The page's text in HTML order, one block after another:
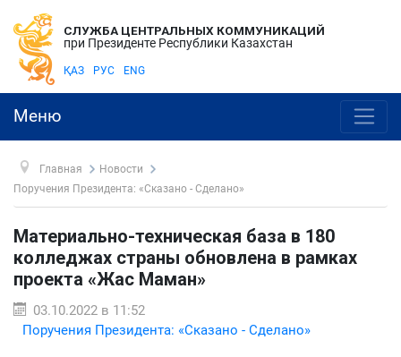
СЛУЖБА ЦЕНТРАЛЬНЫХ КОММУНИКАЦИЙ
при Президенте Республики Казахстан
ҚАЗ РУС ENG
Меню
Главная
Новости
Поручения Президента: «Сказано - Сделано»
Материально-техническая база в 180
колледжах страны обновлена в рамках
проекта «Жас Маман»
03.10.2022 в 11:52
Поручения Президента: «Сказано - Сделано»